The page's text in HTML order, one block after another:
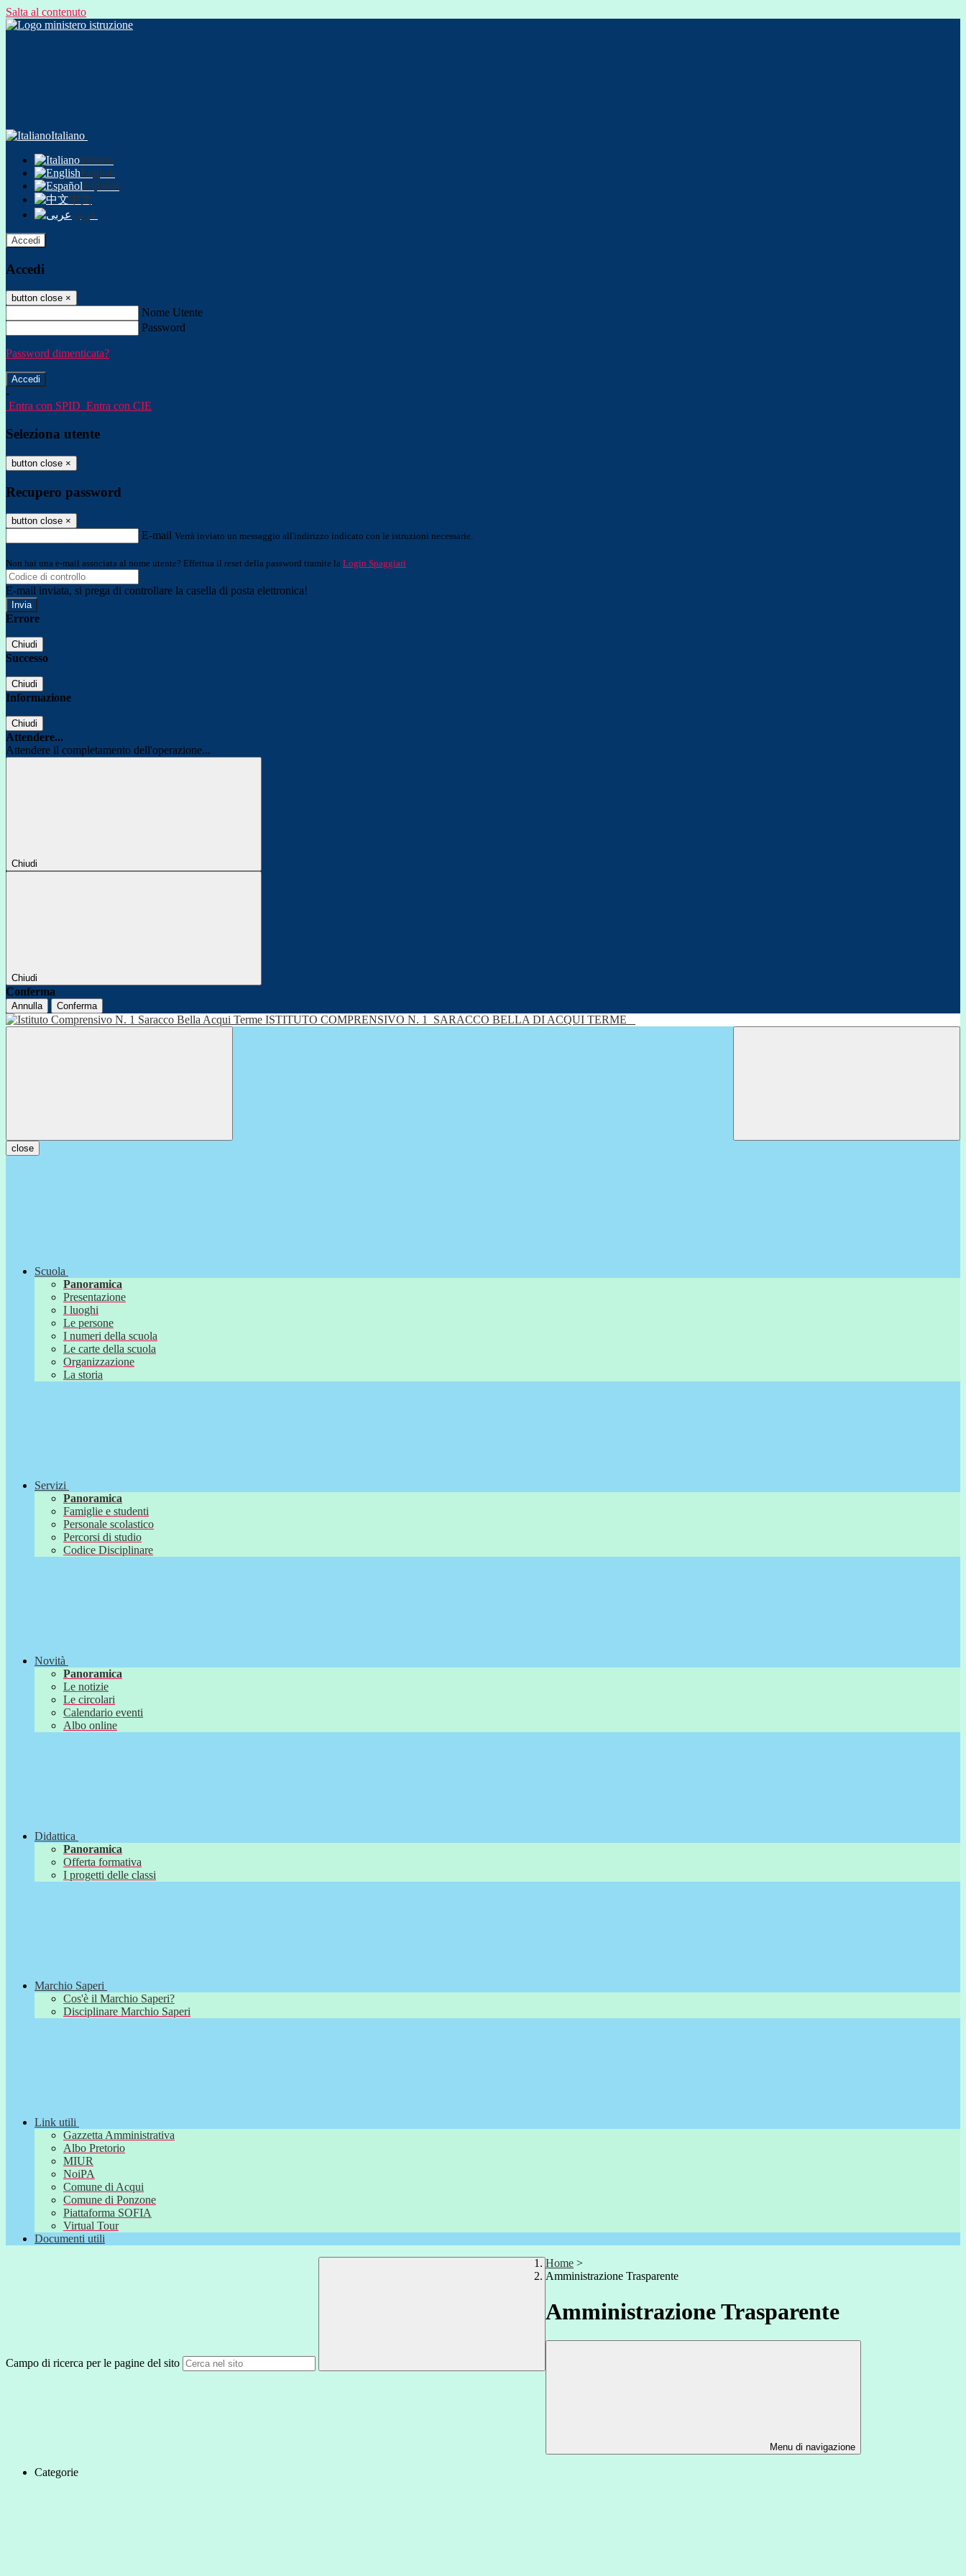
Salta al contenuto
Italiano
Italiano
English
Español
中文
عربى
Accedi
Accedi
button close ×
Nome Utente
Password
Password dimenticata?
-
Entra con SPID Entra con CIE
Seleziona utente
button close ×
Recupero password
button close ×
E-mail Verrà inviato un messaggio all'indirizzo indicato con le istruzioni necessarie.
Non hai una e-mail associata al nome utente? Effettua il reset della password tramite la Login Spaggiari
E-mail inviata, si prega di controllare la casella di posta elettronica!
Errore
Chiudi
Successo
Chiudi
Informazione
Chiudi
Attendere...
Attendere il completamento dell'operazione...
Chiudi
Chiudi
Conferma
Annulla Conferma
ISTITUTO COMPRENSIVO N. 1 SARACCO BELLA DI ACQUI TERME
close
Scuola
Panoramica
Presentazione
I luoghi
Le persone
I numeri della scuola
Le carte della scuola
Organizzazione
La storia
Servizi
Panoramica
Famiglie e studenti
Personale scolastico
Percorsi di studio
Codice Disciplinare
Novità
Panoramica
Le notizie
Le circolari
Calendario eventi
Albo online
Didattica
Panoramica
Offerta formativa
I progetti delle classi
Marchio Saperi
Cos'è il Marchio Saperi?
Disciplinare Marchio Saperi
Link utili
Gazzetta Amministrativa
Albo Pretorio
MIUR
NoiPA
Comune di Acqui
Comune di Ponzone
Piattaforma SOFIA
Virtual Tour
Documenti utili
Campo di ricerca per le pagine del sito
Home >
Amministrazione Trasparente
Amministrazione Trasparente
Menu di navigazione
Categorie